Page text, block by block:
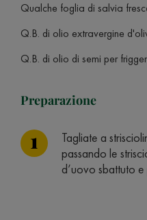
Qualche foglia di salvia
Q.B. di olio extravergine
Q.B. di olio di semi per
Preparazione
Tagliate a
passando le
d’uovo sbattuto